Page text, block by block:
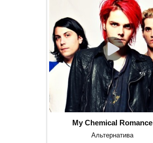
My Chemical Romance
Альтернатива